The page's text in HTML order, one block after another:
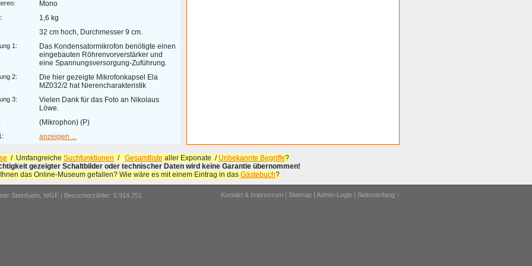
Mono
1,6 kg
32 cm hoch, Durchmesser 9 cm.
1:
Das Kondensatormikrofon benötigte einen
eingebauten Röhrenvorverstärker und
eine Spannungsversorgung-Zuführung.
2:
Die hier gezeigte Mikrofonkapsel Ela
MZ032/2 hat Nierencharakteristik
3:
Vielen Dank für das Foto an Nikolaus
Löwe.
(Mikrophon) (P)
anzeigen ...
/ Umfangreiche Suchfunktionen / Gesamtliste aller Exponate / Unbekannte Begriffe?
gezeigter Schaltbilder oder technischer Daten wird keine Garantie übernommen!
das Online-Museum gefallen? Wie wäre es mit einem Eintrag in das Gästebuch?
Steinfuehr, WGF | Besucherzähler: 5.914.751 Kontakt & Impressum | Sitemap | Admin-Login | Seitenanfang ↑